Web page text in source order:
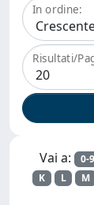
In ordine:
Risultati/
Vai a: 0-9
K
L M